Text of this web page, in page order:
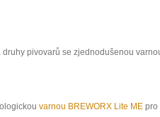
pivovarů se zjednodušenou
varnou BREWORX Lite ME pro